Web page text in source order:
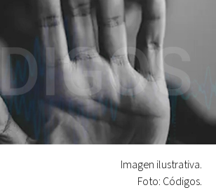
Imagen ilustrativa.
Foto: Códigos.